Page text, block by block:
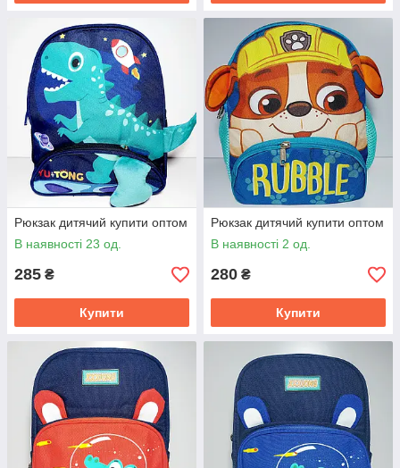
Рюкзак дитячий купити оптом
В наявності 23 од.
285 ₴
Купити
Рюкзак дитячий купити оптом
В наявності 2 од.
280 ₴
Купити